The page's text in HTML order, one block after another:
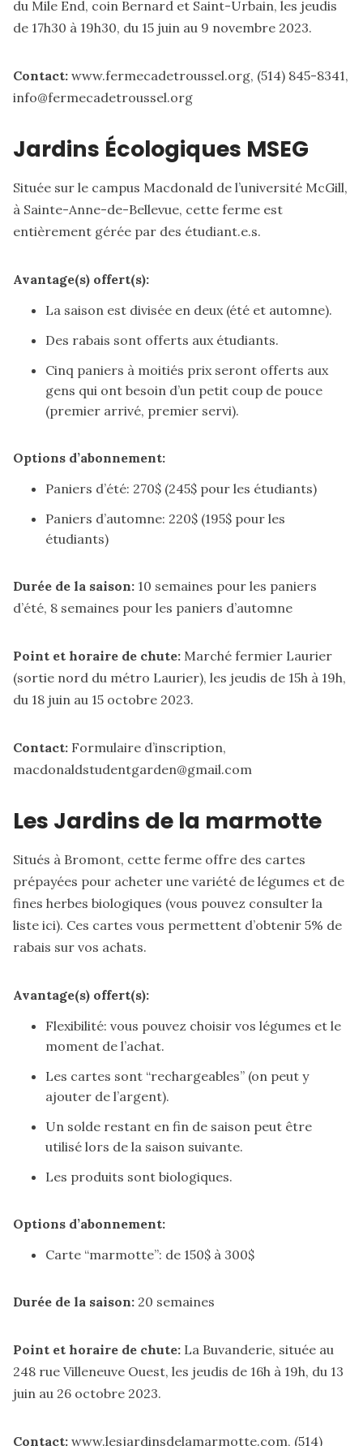
du Mile End, coin Bernard et Saint-Urbain, les jeudis
de 17h30 à 19h30, du 15 juin au 9 novembre 2023.
Contact: www.fermecadetroussel.org, (514) 845-8341,
info@fermecadetroussel.org
Jardins Écologiques MSEG
Située sur le campus Macdonald de l’université McGill,
à Sainte-Anne-de-Bellevue, cette ferme est
entièrement gérée par des étudiant.e.s.
Avantage(s) offert(s):
La saison est divisée en deux (été et automne).
Des rabais sont offerts aux étudiants.
Cinq paniers à moitiés prix seront offerts aux
gens qui ont besoin d’un petit coup de pouce
(premier arrivé, premier servi).
Options d’abonnement:
Paniers d’été: 270$ (245$ pour les étudiants)
Paniers d’automne: 220$ (195$ pour les
étudiants)
Durée de la saison: 10 semaines pour les paniers
d’été, 8 semaines pour les paniers d’automne
Point et horaire de chute: Marché fermier Laurier
(sortie nord du métro Laurier), les jeudis de 15h à 19h,
du 18 juin au 15 octobre 2023.
Contact: Formulaire d’inscription,
macdonaldstudentgarden@gmail.com
Les Jardins de la marmotte
Situés à Bromont, cette ferme offre des cartes
prépayées pour acheter une variété de légumes et de
fines herbes biologiques (vous pouvez consulter la
liste ici). Ces cartes vous permettent d’obtenir 5% de
rabais sur vos achats.
Avantage(s) offert(s):
Flexibilité: vous pouvez choisir vos légumes et le
moment de l’achat.
Les cartes sont “rechargeables” (on peut y
ajouter de l’argent).
Un solde restant en fin de saison peut être
utilisé lors de la saison suivante.
Les produits sont biologiques.
Options d’abonnement:
Carte “marmotte”: de 150$ à 300$
Durée de la saison: 20 semaines
Point et horaire de chute: La Buvanderie, située au
248 rue Villeneuve Ouest, les jeudis de 16h à 19h, du 13
juin au 26 octobre 2023.
Contact: www.lesjardinsdelamarmotte.com, (514)